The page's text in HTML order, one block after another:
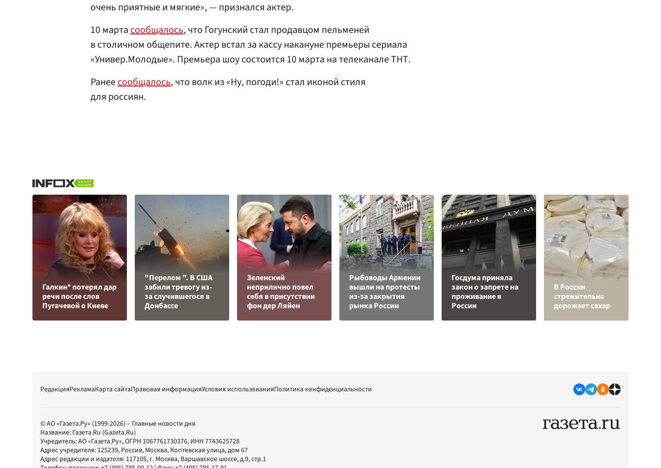
очень приятные и мягкие», — признался актер.
10 мартасообщалось, что Гогунский стал продавцом пельменей
в столичном общепите. Актер встал за кассу накануне премьеры сериала
«Универ.Молодые». Премьера шоу состоится 10 марта на телеканале ТНТ.
Ранеесообщалось, что волк из «Ну, погоди!» стал иконой стиля
для россиян.
Галкин* потерял дар
речи после слов
Пугачевой о Киеве
"Перелом ". В США
забили тревогу из-
за случившегося в
Донбассе
Зеленский
неприлично повел
cебя в присутствии
фон дер Ляйен
Рыбоводы Армении
вышли на протесты
из-за закрытия
рынка России
Госдума приняла
закон о запрете на
проживание в
России
В России
стремительно
дорожает сахар
РедакцияРекламаКарта сайтаПравовая информацияУсловия использованияПолитика конфиденциальности
© АО «Газета.Ру» (1999-2026) – Главные новости дня
Название: Газета.Ru (Gazeta.Ru)
Учредитель:АО «Газета.Ру», ОГРН 1067761730376, ИНН 7743625728
Адрес учредителя: 125239, Россия, Москва, Коптевская улица, дом 67
Адрес редакции и издателя: 117105, г. Москва, Варшавское шоссе, д.9, стр.1